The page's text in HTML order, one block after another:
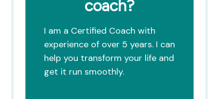
coach?
I am a Certified Coach with
experience of over 5 years. I can
help you transform your life and
get it run smoothly.